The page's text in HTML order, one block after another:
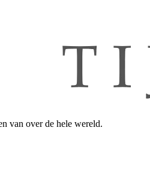
van over de hele wereld.